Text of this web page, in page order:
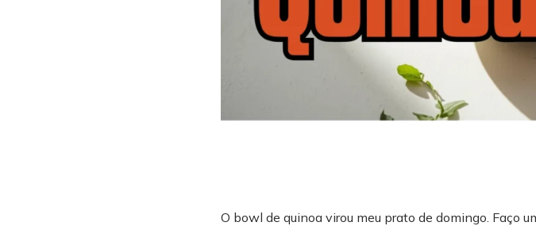
O bowl de quinoa virou meu prato de domingo. Faço